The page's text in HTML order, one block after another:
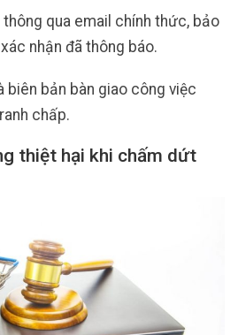
qua email chính thức, bảo
nhận đã thông báo.
biên bản bàn giao công việc
chấp.
thiệt hại khi chấm dứt